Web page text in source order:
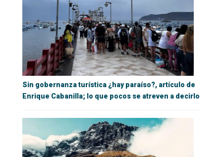
Sin gobernanza turística ¿hay paraíso?, artículo de
Enrique Cabanilla; lo que pocos se atreven a decirlo